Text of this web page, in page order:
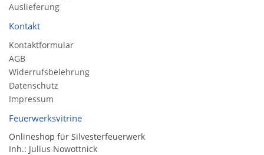
Auslieferung
Kontakt
Kontaktformular
AGB
Widerrufsbelehrung
Datenschutz
Impressum
Feuerwerksvitrine
Onlineshop für Silvesterfeuerwerk
Inh.: Julius Nowottnick